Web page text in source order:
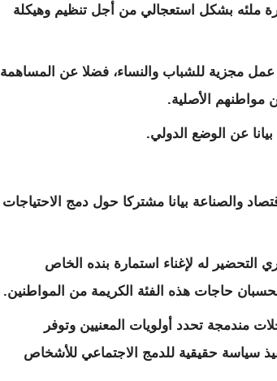
ملئه بشكل استعجالي من أجل تنظيم وهيكلة
مجزية للشباب والنساء، فضلا عن المساهمة
الأصلية.
عن الوضع الدولي.
والصناعة بيانا مشتركا حول دمج الاحتياجات
التحضير له لإغناء استمارة بنده الخاص
حاجات هذه الفئة الكريمة من المواطنين.
مندمجة تحدد أولويات المعنيين وتوفر
سياسة حقيقية للدمج الاجتماعي للأشخاص